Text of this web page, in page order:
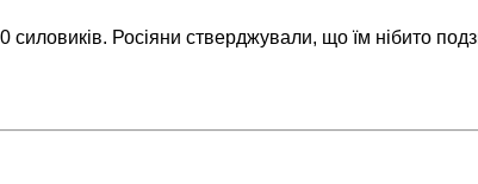
Росіяни стверджували, що їм нібито